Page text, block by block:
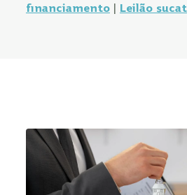
financiamento| Leilão